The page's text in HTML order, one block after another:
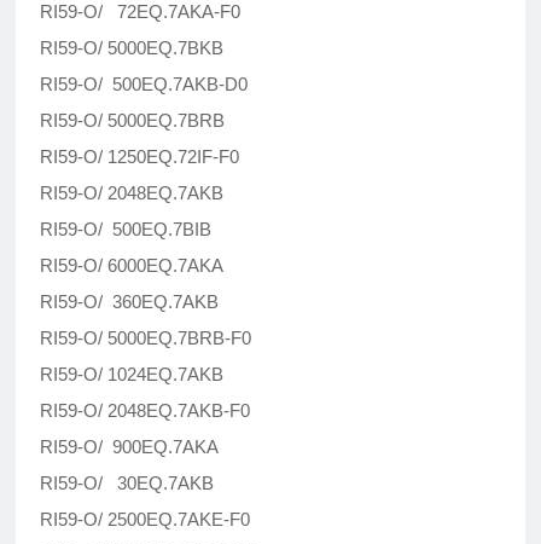
RI59-O/ 72EQ.7AKA-F0
RI59-O/ 5000EQ.7BKB
RI59-O/ 500EQ.7AKB-D0
RI59-O/ 5000EQ.7BRB
RI59-O/ 1250EQ.72IF-F0
RI59-O/ 2048EQ.7AKB
RI59-O/ 500EQ.7BIB
RI59-O/ 6000EQ.7AKA
RI59-O/ 360EQ.7AKB
RI59-O/ 5000EQ.7BRB-F0
RI59-O/ 1024EQ.7AKB
RI59-O/ 2048EQ.7AKB-F0
RI59-O/ 900EQ.7AKA
RI59-O/ 30EQ.7AKB
RI59-O/ 2500EQ.7AKE-F0